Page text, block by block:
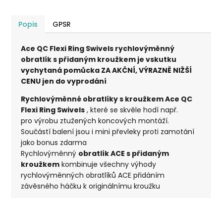
Popis GPSR
Ace QC Flexi Ring Swivels rychlovýměnný
obratlík s přidaným kroužkem je vskutku
vychytaná pomůcka ZA AKČNÍ, VÝRAZNĚ NIŽŠÍ
CENU jen do vyprodání
Rychlovýměnné obratlíky s kroužkem Ace QC
Flexi Ring Swivels , které se skvěle hodí např.
pro výrobu ztužených koncových montáží.
Součástí balení jsou i mini převleky proti zamotání
jako bonus zdarma
Rychlovýměnný obratlík ACE s přidaným
kroužkem kombinuje všechny výhody
rychlovýměnných obratlíků ACE přidáním
závěsného háčku k originálnímu kroužku